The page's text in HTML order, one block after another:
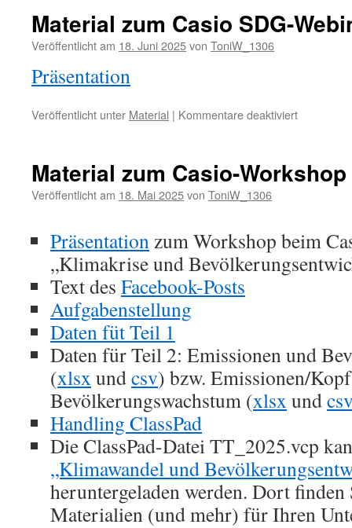
Material zum Casio SDG-
Veröffentlicht am 18. Juni 2025von ToniW_1306
Präsentation
Veröffentlicht unter Material | Kommentare deaktiviertfür
SDG-
Webinar
Material zum Casio-Workshop
Veröffentlicht am 18. Mai 2025von ToniW_1306
Präsentation zum Workshop beim
„Klimakrise und
Text des Facebook-Posts
Aufgabenstellung
Daten füt Teil 1
Daten für Teil 2: Emissionen und
(xlsx undcsv) bzw. Emissionen/
Bevölkerungswachstum (xlsx und
Handling ClassPad
Die ClassPad-Datei TT_2025.vcp
„Klimawandel und
heruntergeladen werden. Dort finden
Materialien (und mehr) für Ihren